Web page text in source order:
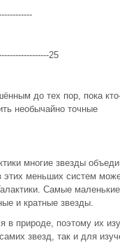
25
до тех пор, пока
необычайно точные
многие звезды
меньших систем
Самые маленькие
и кратные звезды.
в природе, поэтому их
звезд, так и для